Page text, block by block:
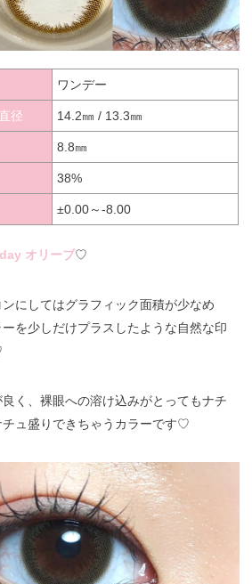
ワンデー
径 14.2㎜ / 13.3㎜
8.8㎜
38%
±0.00～-8.00
オリーブ♡
にしてはグラフィック面積が少なめ
を少しだけプラスしたような自然な印
く、裸眼への溶け込みがとってもナチ
チュ盛りできちゃうカラーです♡